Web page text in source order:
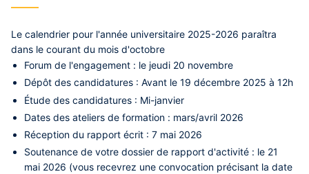
Le calendrier pour l'année universitaire 2025-2026 paraîtra
dans le courant du mois d'octobre
Forum de l'engagement : le jeudi 20 novembre
Dépôt des candidatures : Avant le 19 décembre 2025 à 12h
Étude des candidatures : Mi-janvier
Dates des ateliers de formation : mars/avril 2026
Réception du rapport écrit : 7 mai 2026
Soutenance de votre dossier de rapport d'activité : le 21
mai 2026 (vous recevrez une convocation précisant la date